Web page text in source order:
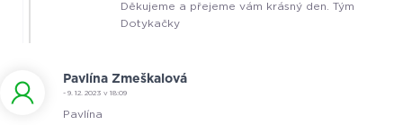
Děkujeme a přejeme vám krásný den. Tým
Dotykačky
Pavlína Zmeškalová
- 9. 12. 2023 v 18:09
Pavlína